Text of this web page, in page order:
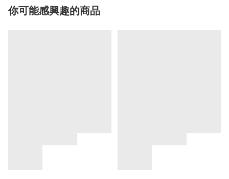
你可能感興趣的商品